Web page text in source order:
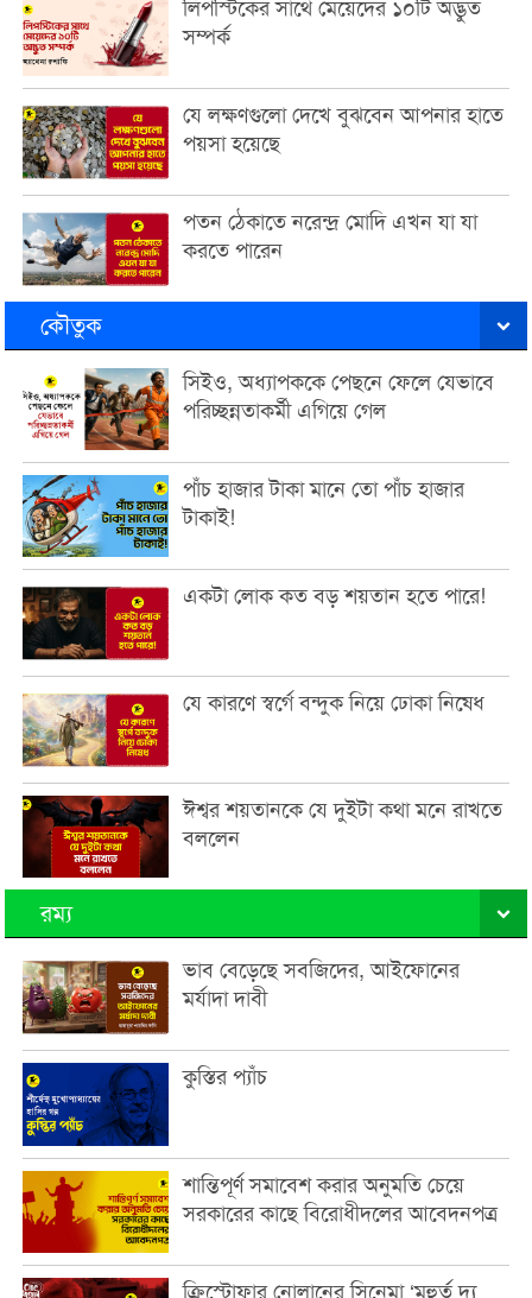
লিপস্টিকের সাথে মেয়েদের ১০টি অদ্ভুত
সম্পর্ক
যে লক্ষণগুলো দেখে বুঝবেন আপনার হাতে
পয়সা হয়েছে
পতন ঠেকাতে নরেন্দ্র মোদি এখন যা যা
করতে পারেন
কৌতুক
সিইও, অধ্যাপককে পেছনে ফেলে যেভাবে
পরিচ্ছন্নতাকর্মী এগিয়ে গেল
পাঁচ হাজার টাকা মানে তো পাঁচ হাজার
টাকাই!
একটা লোক কত বড় শয়তান হতে পারে!
যে কারণে স্বর্গে বন্দুক নিয়ে ঢোকা নিষেধ
ঈশ্বর শয়তানকে যে দুইটা কথা মনে রাখতে
বললেন
রম্য
ভাব বেড়েছে সবজিদের, আইফোনের
মর্যাদা দাবী
কুস্তির প্যাঁচ
শান্তিপূর্ণ সমাবেশ করার অনুমতি চেয়ে
সরকারের কাছে বিরোধীদলের আবেদনপত্র
ক্রিস্টোফার নোলানের সিনেমা ‘মূহুর্ত দ্য